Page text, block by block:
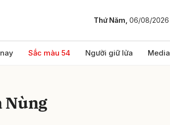
Thứ Năm, 06/08/2026
Sắc màu 54 Người giữ lửa Media
Nùng